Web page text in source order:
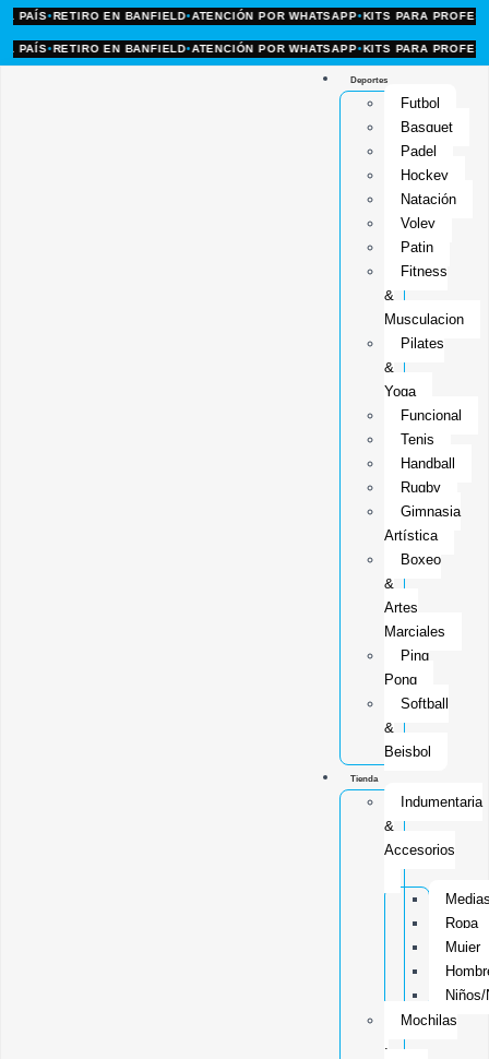
•RETIRO EN BANFIELD•ATENCIÓN POR WHATSAPP•KITS PARA PROFES Y
•RETIRO EN BANFIELD•ATENCIÓN POR WHATSAPP•KITS PARA PROFES Y
Deportes
Futbol
Basquet
Padel
Hockey
Natación
Voley
Patin
Fitness
&
Musculacion
Pilates
&
Yoga
Funcional
Tenis
Handball
Rugby
Gimnasia
Artística
Boxeo
&
Artes
Marciales
Ping
Pong
Softball
&
Beisbol
Tienda
Indumentaria
&
Accesorios
Ropa
Mujer
Mochilas
,